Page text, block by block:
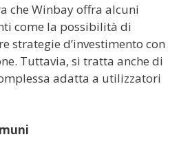
che Winbay offra alcuni
come la possibilità di
strategie d’investimento con
Tuttavia, si tratta anche di
adatta a utilizzatori